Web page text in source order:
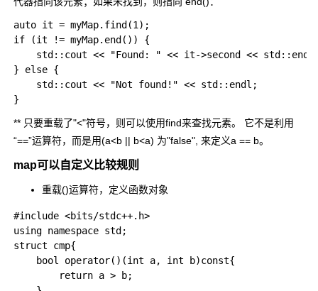
auto it = myMap.find(1);
if (it != myMap.end()) {
std::cout << "Found: " << it->second <<
} else {
    std::cout << "Not found!" << std::endl;
** 只要重载了"<"符号，则可以使用find来查找元素。 它不是利用
“==”运算符，而是用(a<b || b<a) 为"false", 来定义a == b。
map可以自定义比较规则
重载()运算符，定义函数对象
#include <bits/stdc++.h>
using namespace std;
struct cmp{
    bool operator()(int a, int b)const{
        return a > b;